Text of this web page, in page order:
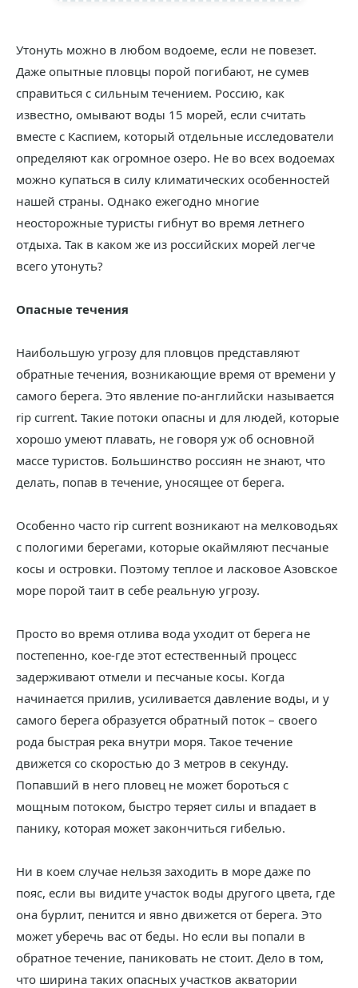
Утонуть можно в любом водоеме, если не повезет.
Даже опытные пловцы порой погибают, не сумев
справиться с сильным течением. Россию, как
известно, омывают воды 15 морей, если считать
вместе с Каспием, который отдельные исследователи
определяют как огромное озеро. Не во всех водоемах
можно купаться в силу климатических особенностей
нашей страны. Однако ежегодно многие
неосторожные туристы гибнут во время летнего
отдыха. Так в каком же из российских морей легче
всего утонуть?
Опасные течения
Наибольшую угрозу для пловцов представляют
обратные течения, возникающие время от времени у
самого берега. Это явление по-английски называется
rip current. Такие потоки опасны и для людей, которые
хорошо умеют плавать, не говоря уж об основной
массе туристов. Большинство россиян не знают, что
делать, попав в течение, уносящее от берега.
Особенно часто rip current возникают на мелководьях
с пологими берегами, которые окаймляют песчаные
косы и островки. Поэтому теплое и ласковое Азовское
море порой таит в себе реальную угрозу.
Просто во время отлива вода уходит от берега не
постепенно, кое-где этот естественный процесс
задерживают отмели и песчаные косы. Когда
начинается прилив, усиливается давление воды, и у
самого берега образуется обратный поток – своего
рода быстрая река внутри моря. Такое течение
движется со скоростью до 3 метров в секунду.
Попавший в него пловец не может бороться с
мощным потоком, быстро теряет силы и впадает в
панику, которая может закончиться гибелью.
Ни в коем случае нельзя заходить в море даже по
пояс, если вы видите участок воды другого цвета, где
она бурлит, пенится и явно движется от берега. Это
может уберечь вас от беды. Но если вы попали в
обратное течение, паниковать не стоит. Дело в том,
что ширина таких опасных участков акватории